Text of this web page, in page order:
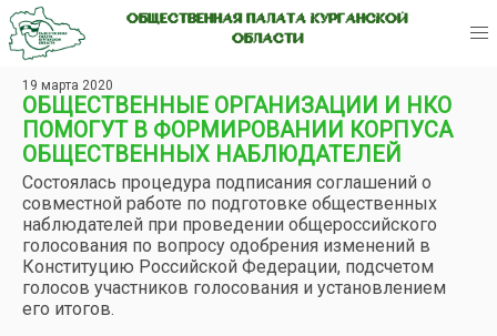
ОБЩЕСТВЕННАЯ ПАЛАТА КУРГАНСКОЙ
ОБЛАСТИ
19 марта 2020
ОБЩЕСТВЕННЫЕ ОРГАНИЗАЦИИ И НКО
ПОМОГУТ В ФОРМИРОВАНИИ КОРПУСА
ОБЩЕСТВЕННЫХ НАБЛЮДАТЕЛЕЙ
Состоялась процедура подписания соглашений о
совместной работе по подготовке общественных
наблюдателей при проведении общероссийского
голосования по вопросу одобрения изменений в
Конституцию Российской Федерации, подсчетом
голосов участников голосования и установлением
его итогов.